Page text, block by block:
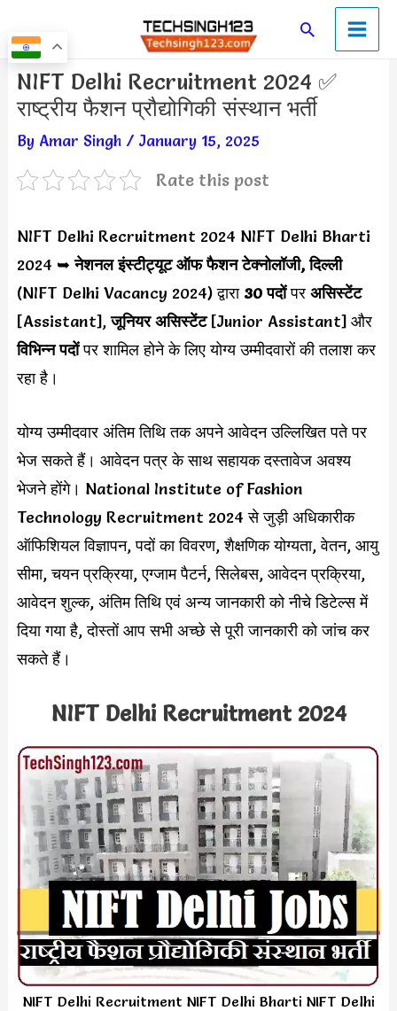
to
content
SearchMain
Menu
NIFT Delhi Recruitment 2024 ✅
राष्ट्रीय फैशन प्रौद्योगिकी संस्थान भर्ती
By Amar Singh / January 15, 2025
Rate this post
NIFT Delhi Recruitment 2024 NIFT Delhi Bharti
2024 ➥नेशनल इंस्टीट्यूट ऑफ फैशन टेक्नोलॉजी, दिल्ली
(NIFT Delhi Vacancy 2024) द्वारा30 पदोंपर असिस्टेंट
[Assistant],जूनियर असिस्टेंट[Junior Assistant] और
विभिन्न पदोंपर शामिल होने के लिए योग्य उम्मीदवारों की तलाश कर
रहा है।
योग्य उम्मीदवार अंतिम तिथि तक अपने आवेदन उल्लिखित पते पर
भेज सकते हैं। आवेदन पत्र के साथ सहायक दस्तावेज अवश्य
भेजने होंगे। National Institute of Fashion
Technology Recruitment 2024 से जुड़ी अधिकारीक
ऑफिशियल विज्ञापन, पदों का विवरण, शैक्षणिक योग्यता, वेतन, आयु
सीमा, चयन प्रक्रिया, एग्जाम पैटर्न, सिलेबस, आवेदन प्रक्रिया,
आवेदन शुल्क, अंतिम तिथि एवं अन्य जानकारी को नीचे डिटेल्स में
दिया गया है, दोस्तों आप सभी अच्छे से पूरी जानकारी को जांच कर
सकते हैं।
NIFT Delhi Recruitment 2024
NIFT Delhi Recruitment NIFT Delhi Bharti NIFT Delhi
Post
navigation